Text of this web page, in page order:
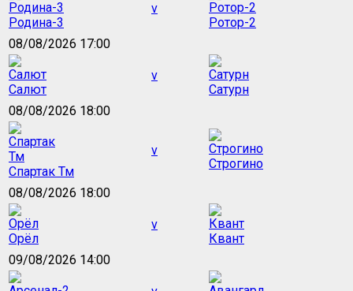
Родина-3
v
Ротор-2
08/08/2026 17:00
Салют
v
Сатурн
08/08/2026 18:00
Спартак Тм
v
Строгино
08/08/2026 18:00
Орёл
v
Квант
09/08/2026 14:00